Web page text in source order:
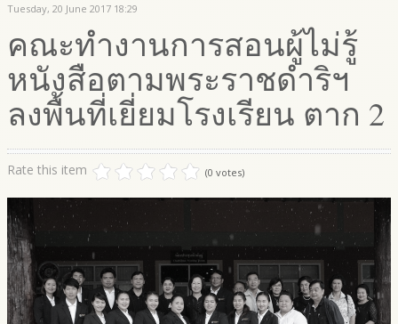
Tuesday, 20 June 2017 18:29
คณะทำงานการสอนผู้ไม่รู้
หนังสือตามพระราชดำริฯ
ลงพื้นที่เยี่ยมโรงเรียน ตาก 2
Rate this item (0 votes)